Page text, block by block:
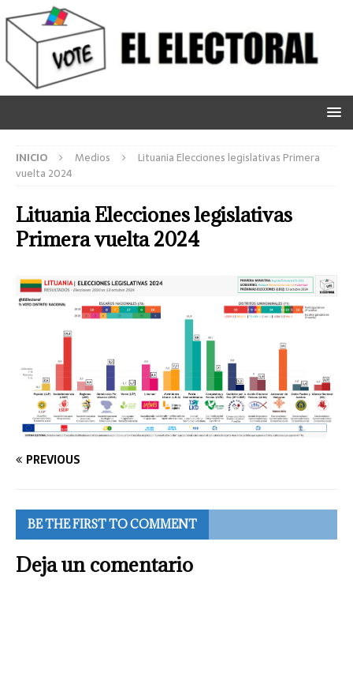
INICIO Medios
Lituania Elecciones legislativas Primera
vuelta 2024
Lituania Elecciones legislativas
Primera vuelta 2024
PREVIOUS
BE THE FIRST TO COMMENT
Deja un comentario